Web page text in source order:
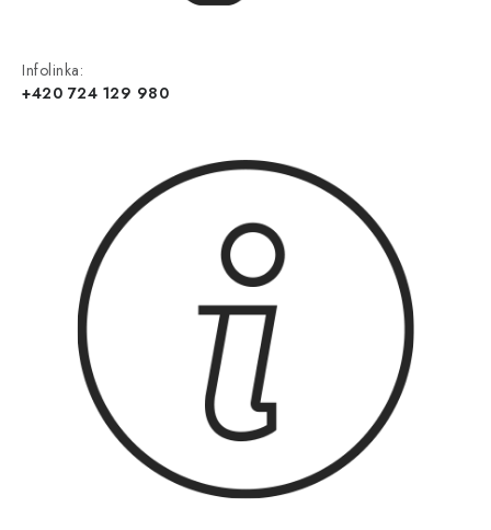
Infolinka:
+420 724 129 980